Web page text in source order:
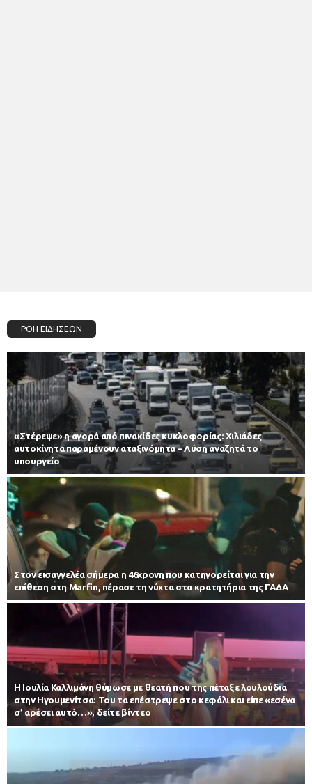
ΡΟΗ ΕΙΔΗΣΕΩΝ
«Στέρεψε» η αγορά από πινακίδες κυκλοφορίας: Χιλιάδες
αυτοκίνητα παραμένουν αταξινόμητα – Λύση αναζητά το
υπουργείο
Στον εισαγγελέα σήμερα η 46χρονη που κατηγορείται για την
επίθεση στη Marfin, πέρασε τη νύχτα στα κρατητήρια της ΓΑΔΑ
Η Ιουλία Καλλιμάνη θύμωσε με θεατή που της πέταξε λουλούδια
στην Ηγουμενίτσα: Του τα επέστρεψε στο κεφάλι και είπε «εσένα
σ’ αρέσει αυτό…», δείτε βίντεο